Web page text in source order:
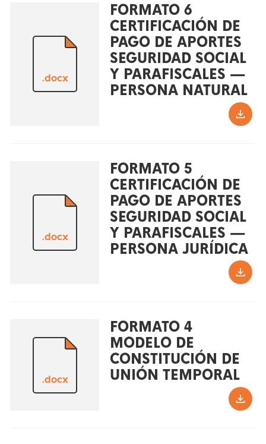
.docx
FORMATO 6
CERTIFICACIÓN DE
PAGO DE APORTES
SEGURIDAD SOCIAL
Y PARAFISCALES —
PERSONA NATURAL
.docx
FORMATO 5
CERTIFICACIÓN DE
PAGO DE APORTES
SEGURIDAD SOCIAL
Y PARAFISCALES —
PERSONA JURÍDICA
.docx
FORMATO 4
MODELO DE
CONSTITUCIÓN DE
UNIÓN TEMPORAL